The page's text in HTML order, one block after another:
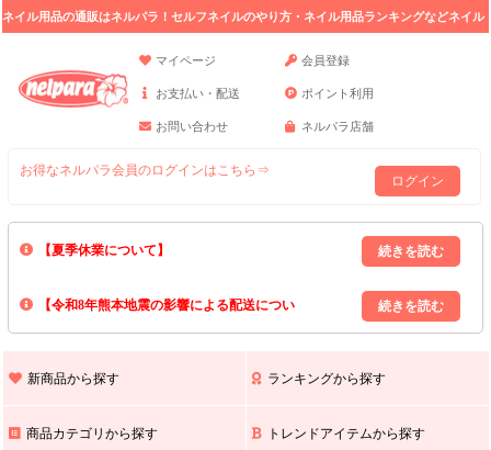
ネイル用品の通販はネルパラ！セルフネイルのやり方・ネイル用品ランキングなどネイル
マイページ
会員登録
お支払い・配送 ポイント利用
お問い合わせ ネルパラ店舗
お得なネルパラ会員のログインはこちら⇒
ログイン
【夏季休業について】
8/13(木)～8/16(日)の間｢出荷業務・お問い合わせ業務｣はお休みいたしま
上記期間中のご注文・お問い合わせは8/17(月)以降の対応となりますので
【令和8年熊本地震の影響による配送につい
また､ 九州全域でお荷物のお届けに遅延が生じております｡
新商品から探す ランキングから探す
商品カテゴリから探す トレンドアイテムから探す